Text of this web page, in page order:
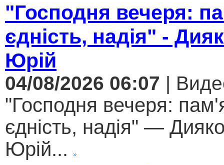
"Господня вечеря:
єдність, надія" -
Юрій
04/08/2026 06:07 |
"Господня вечеря:
єдність, надія" —
Юрій...